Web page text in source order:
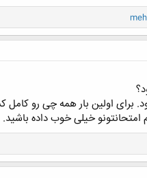
برای اولین بار همه چی رو کامل
امتحانتونو خیلی خوب داده باشید.